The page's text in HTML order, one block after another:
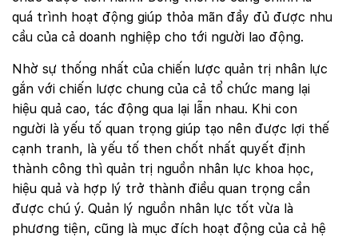
quá trình hoạt động giúp thỏa mãn đầy đủ được nhu
cầu của cả doanh nghiệp cho tới người lao động.
Nhờ sự thống nhất của chiến lược quản trị nhân lực
gắn với chiến lược chung của cả tổ chức mang lại
hiệu quả cao, tác động qua lại lẫn nhau. Khi con
người là yếu tố quan trọng giúp tạo nên được lợi thế
cạnh tranh, là yếu tố then chốt nhất quyết định
thành công thì quản trị nguồn nhân lực khoa học,
hiệu quả và hợp lý trở thành điều quan trọng cần
được chú ý. Quản lý nguồn nhân lực tốt vừa là
phương tiện, cũng là mục đích hoạt động của cả hệ